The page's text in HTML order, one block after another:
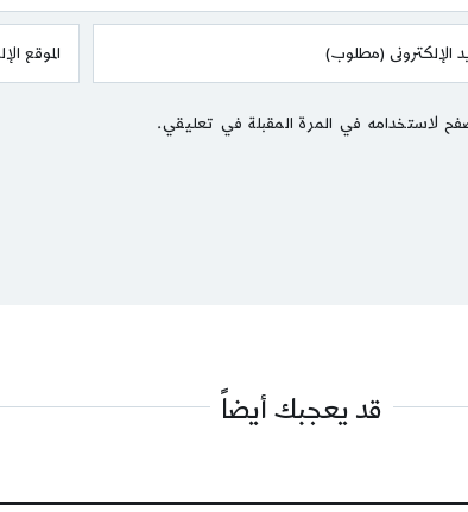
لاستخدامه في المرة المقبلة في تعليقي.
قد يعجبك أيضاً